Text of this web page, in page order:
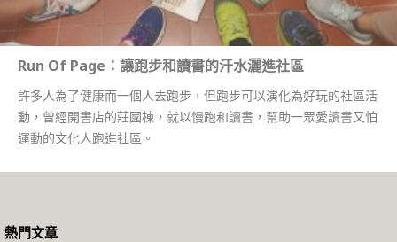
Run Of Page：讓跑步和讀書的汗水灑進社區
許多人為了健康而一個人去跑步，但跑步可以演化為好玩的社區活
動，曾經開書店的莊國棟，就以慢跑和讀書，幫助一眾愛讀書又怕
運動的文化人跑進社區。
熱門文章